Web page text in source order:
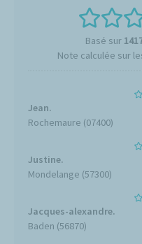
Basé sur
Note calculée sur
Jean.
Rochemaure (07400)
Justine.
Mondelange (57300)
Jacques-alexandre.
Baden (56870)